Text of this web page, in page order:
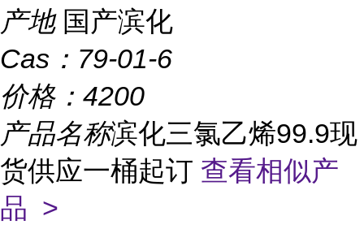
产地 国产滨化
Cas： 79-01-6
价格： 4200
产品名称滨化三氯乙烯99.9现
货供应一桶起订 查看相似产
品 >